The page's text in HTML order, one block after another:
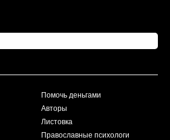
Помочь деньгами
Авторы
Листовка
Православные психологи